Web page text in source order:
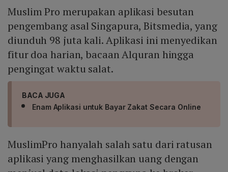
Muslim Pro merupakan aplikasi besutan
pengembang asal Singapura, Bitsmedia, yang
diunduh 98 juta kali. Aplikasi ini menyedikan
fitur doa harian, bacaan Alquran hingga
pengingat waktu salat.
BACA JUGA
Enam Aplikasi untuk Bayar Zakat Secara Online
MuslimPro hanyalah salah satu dari ratusan
aplikasi yang menghasilkan uang dengan